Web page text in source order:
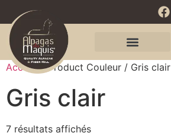
Accueil/ Product Couleur / Gris clair
Gris clair
7 résultats affichés